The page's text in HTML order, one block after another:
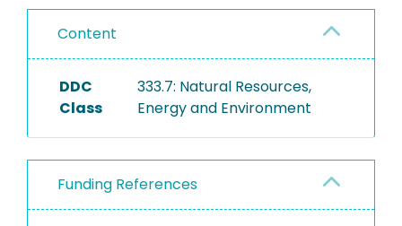
Content
DDC
Class
333.7: Natural Resources,
Energy and Environment
Funding References